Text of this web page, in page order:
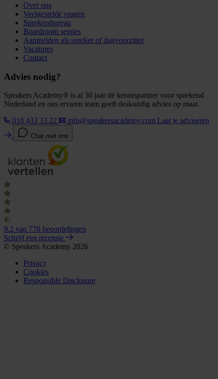
Over ons
Veelgestelde vragen
Sprekersbureau
Boardroom sessies
Aanmelden als spreker of dagvoorzitter
Vacatures
Contact
Advies nodig?
Speakers Academy® is al 30 jaar dé kennispartner voor sprekend
Nederland en ons ervaren team geeft deskundig advies op maat.
010 433 33 22
info@speakersacademy.com Laat je adviseren
Chat met ons
9.2 van 770 beoordelingen
Schrijf een recensie
© Speakers Academy 2026
Privacy
Cookies
Responsible Disclosure